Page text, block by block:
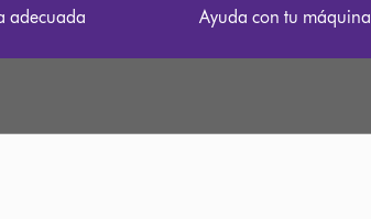
adecuada Ayuda con tu máquina